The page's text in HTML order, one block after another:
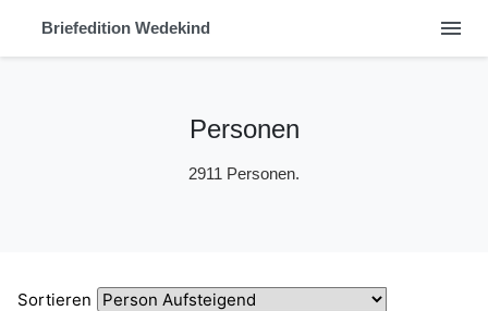
Briefedition Wedekind menu
Personen
2911 Personen.
Sortieren